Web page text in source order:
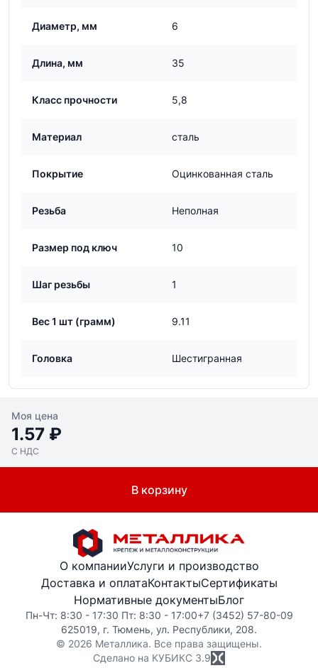
Диаметр, мм 6
Длина, мм 35
Класс прочности 5,8
Материал сталь
Покрытие Оцинкованная сталь
Резьба Неполная
Размер под ключ 10
Шаг резьбы 1
Вес 1 шт (грамм) 9.11
Головка Шестигранная
Моя цена
1.57 ₽
С НДС
В корзину
О компанииУслуги и производство
Доставка и оплатаКонтактыСертификаты
Нормативные документыБлог
Пн-Чт: 8:30 - 17:30 Пт: 8:30 - 17:00+7 (3452) 57-80-09
625019, г. Тюмень, ул. Республики, 208.
© 2026 Металлика. Все права защищены.
Сделано на КУБИКС 3.9